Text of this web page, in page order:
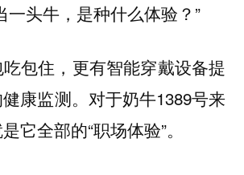
一头牛，是种什么体验？”
包住，更有智能穿戴设备提
康监测。对于奶牛1389号来
它全部的“职场体验”。